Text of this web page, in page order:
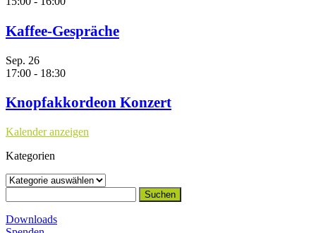
Kaffee-Gespräche
Sep. 26
17:00 - 18:30
Knopfakkordeon Konzert
Kalender anzeigen
Kategorien
Kategorien
nach:
Downloads